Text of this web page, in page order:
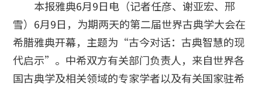
本报雅典6月9日电（记者任彦、谢亚宏、邢
雪）6月9日，为期两天的第二届世界古典学大会在
希腊雅典开幕，主题为“古今对话：古典智慧的现
代启示”。中希双方有关部门负责人，来自世界各
国古典学及相关领域的专家学者以及有关国家驻希